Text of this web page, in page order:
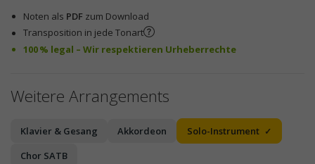
Noten als PDF zum Download
Transposition in jede Tonart
100 % legal – Wir respektieren Urheberrechte
Weitere Arrangements
Klavier & Gesang Akkordeon
Solo-Instrument
Chor SATB